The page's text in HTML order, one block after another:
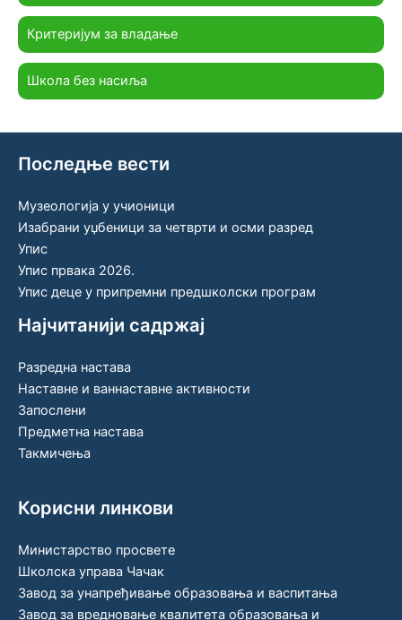
Критеријум за владање
Школа без насиља
Последње вести
Музеологија у учионици
Изабрани уџбеници за четврти и осми разред
Упис
Упис првака 2026.
Упис деце у припремни предшколски програм
Најчитанији садржај
Разредна настава
Наставне и ваннаставне активности
Запослени
Предметна настава
Такмичења
Корисни линкови
Министарство просвете
Школска управа Чачак
Завод за унапређивање образовања и васпитања
Завод за вредновање квалитета образовања и